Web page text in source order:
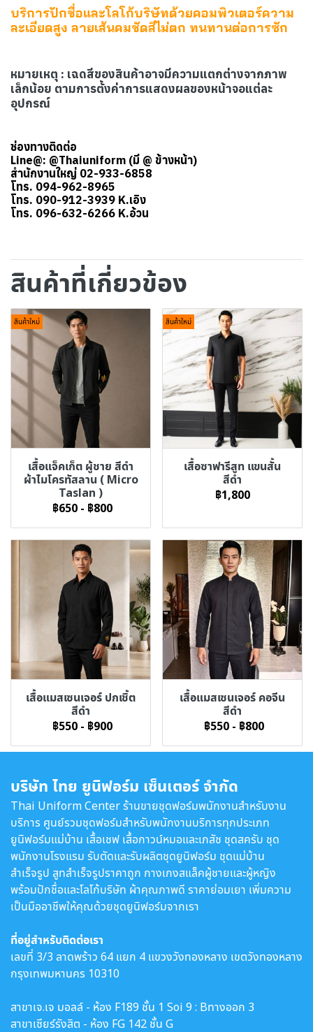
บริการปักชื่อและโลโก้บริษัทด้วยคอมพิวเตอร์ความ
ละเอียดสูง ลายเส้นคมชัดสีไม่ตก ทนทานต่อการซัก
หมายเหตุ : เฉดสีของสินค้าอาจมีความแตกต่างจากภาพ
เล็กน้อย ตามการตั้งค่าการแสดงผลของหน้าจอแต่ละ
อุปกรณ์
ช่องทางติดต่อ
Line@: @Thaiuniform (มี @ ข้างหน้า)
สำนักงานใหญ่ 02-933-6858
โทร. 094-962-8965
โทร. 090-912-3939 K.เอิง
โทร. 096-632-6266 K.อ้วน
สินค้าที่เกี่ยวข้อง
สินค้าใหม่
เสื้อแจ็คเก็ต ผู้ชาย สีดำ
ผ้าไมโครทัสลาน ( Micro
Taslan )
฿650 - ฿800
สินค้าใหม่
เสื้อซาฟารีสูท แขนสั้น
สีดำ
฿1,800
เสื้อแมสเซนเจอร์ ปกเชิ้ต
สีดำ
฿550 - ฿900
เสื้อแมสเซนเจอร์ คอจีน
สีดำ
฿550 - ฿800
บริษัท ไทย ยูนิฟอร์ม เซ็นเตอร์ จำกัด
Thai Uniform Center ร้านขายชุดฟอร์มพนักงานสำหรับงาน
บริการ ศูนย์รวมชุดฟอร์มสำหรับพนักงานบริการทุกประเภท
ยูนิฟอร์มแม่บ้าน เสื้อเชฟ เสื้อกาวน์หมอและเภสัช ชุดสครับ ชุด
พนักงานโรงแรม รับตัดและรับผลิตชุดยูนิฟอร์ม ชุดแม่บ้าน
สำเร็จรูป สูทสำเร็จรูปราคาถูก กางเกงสแล็คผู้ชายและผู้หญิง
พร้อมปักชื่อและโลโก้บริษัท ผ้าคุณภาพดี ราคาย่อมเยา เพิ่มความ
เป็นมืออาชีพให้คุณด้วยชุดยูนิฟอร์มจากเรา
ที่อยู่สำหรับติดต่อเรา
เลขที่ 3/3 ลาดพร้าว 64 แยก 4 แขวงวังทองหลาง เขตวังทองหลาง
กรุงเทพมหานคร 10310
สาขาเจ.เจ มอลล์ - ห้อง F189 ชั้น 1 Soi 9 : Bทางออก 3
สาขาเซียร์รังสิต - ห้อง FG 142 ชั้น G